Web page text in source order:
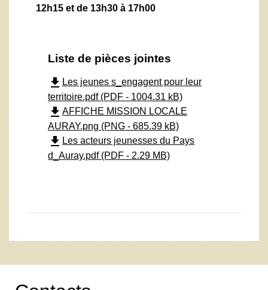
12h15 et de 13h30 à 17h00
Liste de pièces jointes
file_download Les jeunes s_engagent pour leur
territoire.pdf (PDF - 1004.31 kB)
file_download AFFICHE MISSION LOCALE
AURAY.png (PNG - 685.39 kB)
file_download Les acteurs jeunesses du Pays
d_Auray.pdf (PDF - 2.29 MB)